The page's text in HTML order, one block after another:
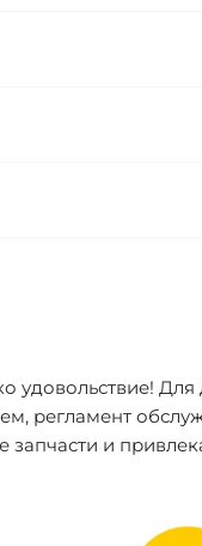
удовольствие! Для
регламент
запчасти и